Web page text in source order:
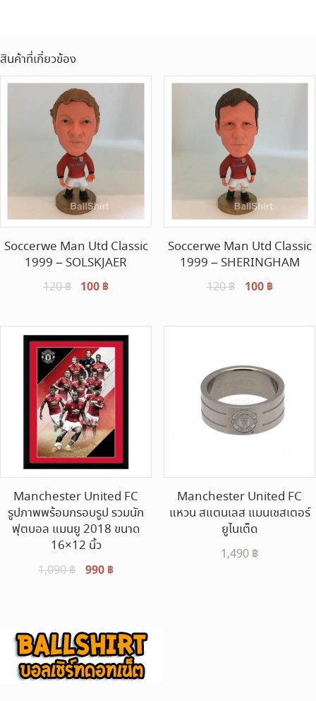
สินค้าที่เกี่ยวข้อง
Soccerwe Man Utd Classic
1999 – SOLSKJAER
120฿
Original
was:
120 ฿.
100 ฿Current
is:
100 ฿.
Soccerwe Man Utd Classic
1999 – SHERINGHAM
120฿
Original
was:
100 ฿Current
is:
Manchester United FC
รูปภาพพร้อมกรอบรูป รวมนัก
ฟุตบอล แมนยู 2018 ขนาด
16×12 นิ้ว
1,090฿
Original
990 ฿Current
Manchester United FC
แหวน สแตนเลส แมนเชสเตอร์
ยูไนเต็ด
1,490 ฿